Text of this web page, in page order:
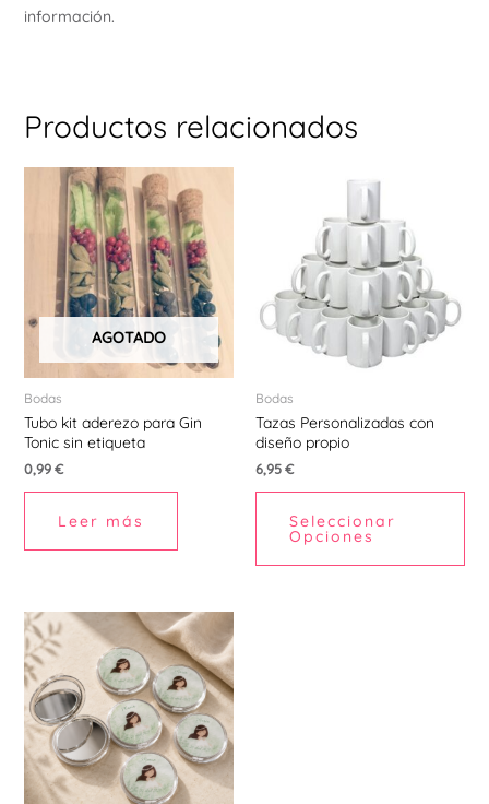
información.
Productos relacionados
AGOTADO
Bodas
Tubo kit aderezo para Gin
Tonic sin etiqueta
0,99€
Leer más
Bodas
Tazas Personalizadas con
diseño propio
6,95€
Seleccionar
Opciones